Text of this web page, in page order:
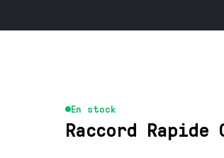
En stock
Raccord Rapide